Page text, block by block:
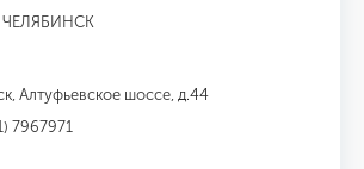
ЧЕЛЯБИНСК
Алтуфьевское шоссе, д.44
7967971